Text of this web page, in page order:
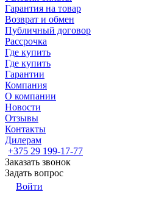
Гарантия на товар
Возврат и обмен
Публичный договор
Рассрочка
Где купить
Где купить
Гарантии
Компания
О компании
Новости
Отзывы
Контакты
Дилерам
+375 29 199-17-77
Заказать звонок
Задать вопрос
Войти